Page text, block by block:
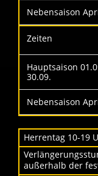
Herrentag 10-19
außerhalb der